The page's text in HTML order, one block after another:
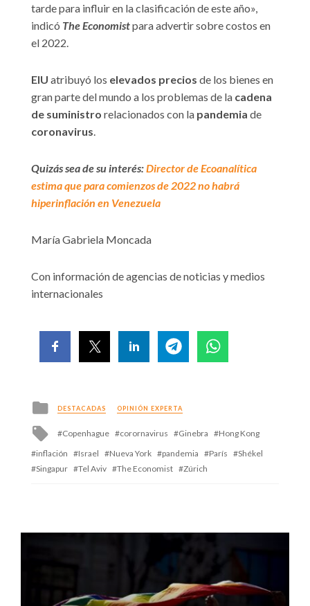
tarde para influir en la clasificación de este año»,
indicó The Economistpara advertir sobre costos en
el 2022.
EIU atribuyó los elevados precios de los bienes en
gran parte del mundo a los problemas de la cadena
de suministro relacionados con la pandemia de
coronavirus
Quizás sea de su interés:Director de Ecoanalítica
estima que para comienzos de 2022 no habrá
hiperinflación en Venezuela
María Gabriela Moncada
Con información de agencias de noticias y medios
internacionales
Posted
in
DESTACADAS OPINIÓN EXPERTA
Tagged
Copenhague corornavirus Ginebra
Hong Kong
inflación
Israel Nueva York pandemia París
Shékel
Singapur
Tel Aviv The Economist Zúrich